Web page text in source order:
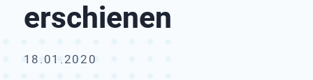
erschienen
18.01.2020